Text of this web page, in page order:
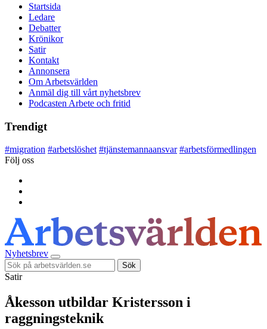
Startsida
Ledare
Debatter
Krönikor
Satir
Kontakt
Annonsera
Om Arbetsvärlden
Anmäl dig till vårt nyhetsbrev
Podcasten Arbete och fritid
Trendigt
#migration #arbetslöshet #tjänstemannaansvar #arbetsförmedlingen
Följ oss
Nyhetsbrev
Sök
Satir
Åkesson utbildar Kristersson i
raggningsteknik